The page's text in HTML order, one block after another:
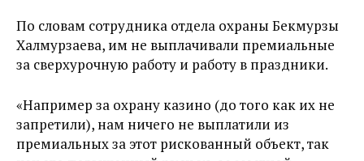
По словам сотрудника отдела охраны Бекмурзы
Халмурзаева, им не выплачивали премиальные
за сверхурочную работу и работу в праздники.
«Например за охрану казино (до того как их не
запретили), нам ничего не выплатили из
премиальных за этот рискованный объект, так